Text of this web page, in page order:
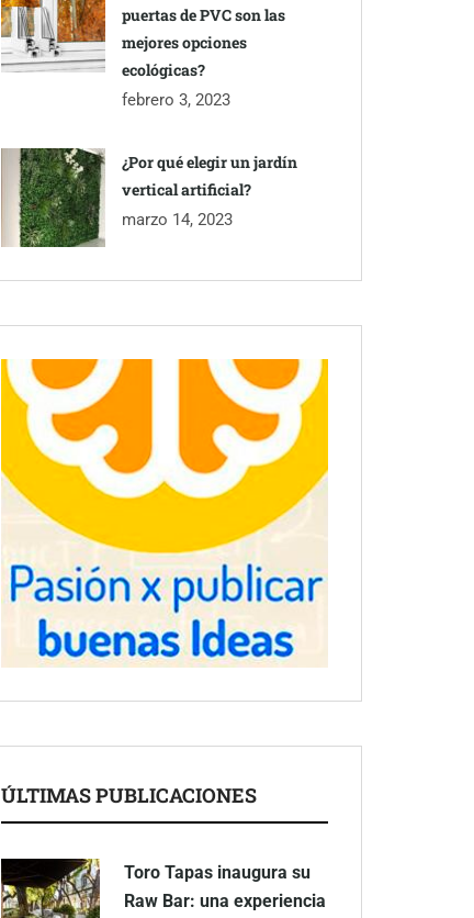
puertas de PVC son las
mejores opciones
ecológicas?
febrero 3, 2023
¿Por qué elegir un jardín
vertical artificial?
marzo 14, 2023
ÚLTIMAS PUBLICACIONES
Toro Tapas inaugura su
Raw Bar: una experiencia